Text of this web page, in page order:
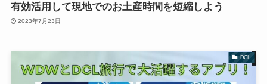
有効活用して現地でのお土産時間を短縮しよう
2023年7月23日
DCL